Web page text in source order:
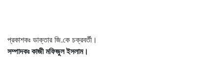
প্রকাশকঃ ডাক্তার জি.কে চক্রবর্তী।
সম্পাদকঃ কাজী মফিজুল ইসলাম।